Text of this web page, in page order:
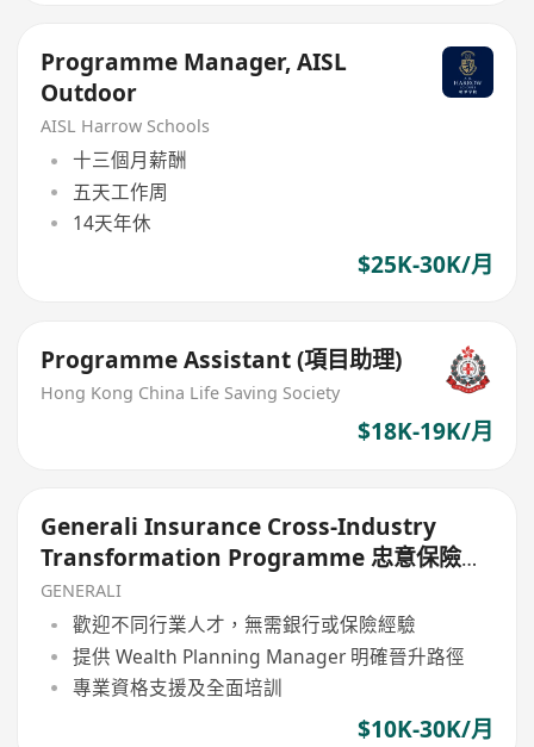
Programme Manager, AISL
Outdoor
AISL Harrow Schools
十三個月薪酬
五天工作周
14天年休
$25K-30K/月
Programme Assistant (項目助理)
Hong Kong China Life Saving Society
$18K-19K/月
Generali Insurance Cross-Industry
Transformation Programme 忠意保險跨
界轉型發展計劃
GENERALI
歡迎不同行業人才，無需銀行或保險經驗
提供 Wealth Planning Manager 明確晉升路徑
專業資格支援及全面培訓
$10K-30K/月